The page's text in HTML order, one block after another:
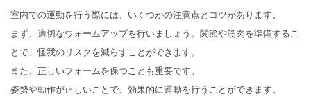
室内での運動を行う際には、いくつかの注意点とコツがあります。
まず、適切なウォームアップを行いましょう。関節や筋肉を準備するこ
とで、怪我のリスクを減らすことができます。
また、正しいフォームを保つことも重要です。
姿勢や動作が正しいことで、効果的に運動を行うことができます。